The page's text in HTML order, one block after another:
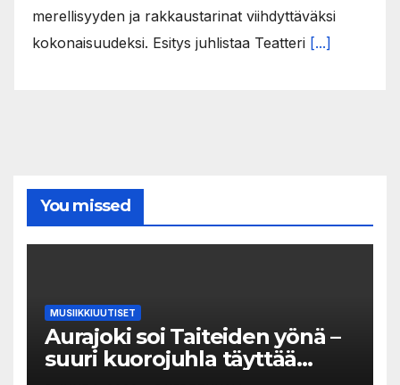
merellisyyden ja rakkaustarinat viihdyttäväksi
kokonaisuudeksi. Esitys juhlistaa Teatteri [...]
You missed
MUSIIKKIUUTISET
Aurajoki soi Taiteiden yönä –
suuri kuorojuhla täyttää